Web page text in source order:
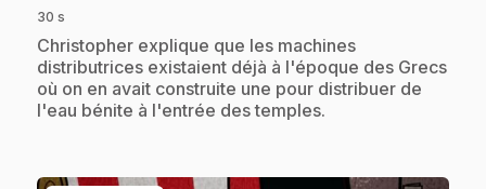
30 s
.Christopher explique que les machines
distributrices existaient déjà à l'époque des Grecs
où on en avait construite une pour distribuer de
l'eau bénite à l'entrée des temples.